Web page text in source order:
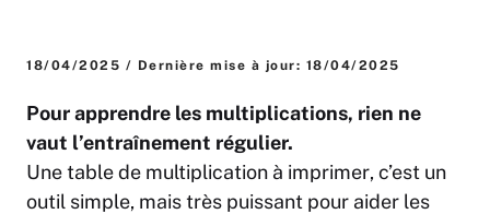
18/04/2025 / Dernière mise à jour: 18/04/2025
Pour apprendre les multiplications, rien ne
vaut l’entraînement régulier.
Unetable de multiplication à imprimer, c’est un
outil simple, mais très puissant pour aider les